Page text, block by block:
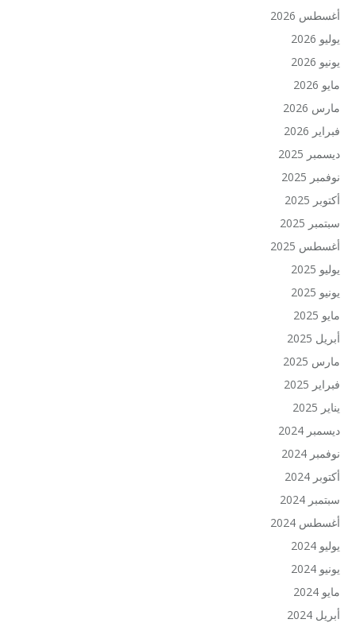
أغسطس 2026
يوليو 2026
يونيو 2026
مايو 2026
مارس 2026
فبراير 2026
ديسمبر 2025
نوفمبر 2025
أكتوبر 2025
سبتمبر 2025
أغسطس 2025
يوليو 2025
يونيو 2025
مايو 2025
أبريل 2025
مارس 2025
فبراير 2025
يناير 2025
ديسمبر 2024
نوفمبر 2024
أكتوبر 2024
سبتمبر 2024
أغسطس 2024
يوليو 2024
يونيو 2024
مايو 2024
أبريل 2024